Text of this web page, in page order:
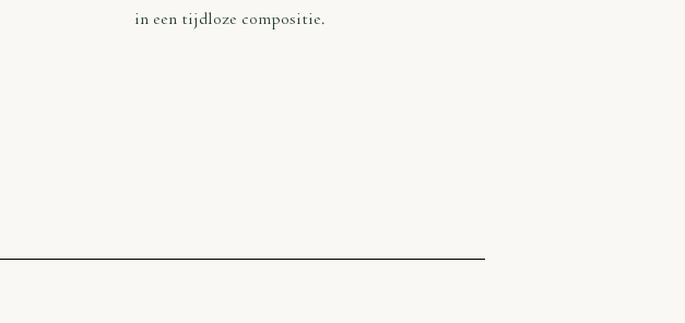
in een tijdloze compositie.